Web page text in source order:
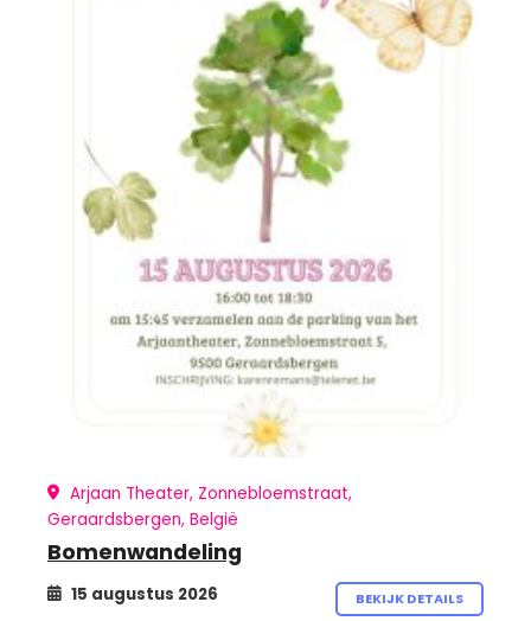
Arjaan Theater, Zonnebloemstraat,
Geraardsbergen, België
Bomenwandeling
15 augustus 2026 BEKIJK DETAILS